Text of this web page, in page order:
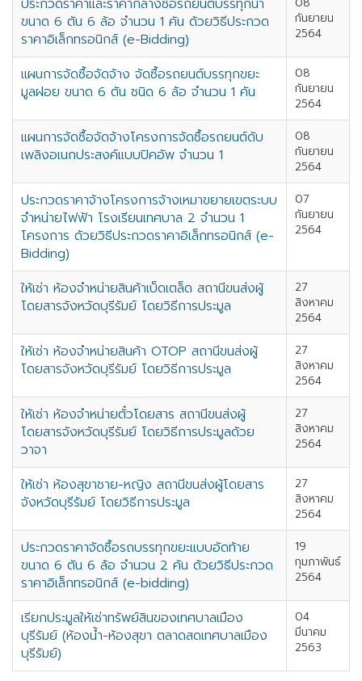
ประกวดราคาและราคากลางซื้อรถยนต์บรรทุกน้ำ
ขนาด 6 ตัน 6 ล้อ จำนวน 1 คัน ด้วยวิธีประกวด
ราคาอิเล็กทรอนิกส์ (e-Bidding)
กันยายน
2564
แผนการจัดซื้อจัดจ้าง จัดซื้อรถยนต์บรรทุกขยะ
มูลฝอย ขนาด 6 ตัน ชนิด 6 ล้อ จำนวน 1 คัน
08
กันยายน
2564
แผนการจัดซื้อจัดจ้างโครงการจัดซื้อรถยนต์ดับ
เพลิงอเนกประสงค์แบบปิคอัพ จำนวน 1
08
กันยายน
2564
ประกวดราคาจ้างโครงการจ้างเหมาขยายเขตระบบ
จำหน่ายไฟฟ้า โรงเรียนเทศบาล 2 จำนวน 1
โครงการ ด้วยวิธีประกวดราคาอิเล็กทรอนิกส์ (e-
Bidding)
07
กันยายน
2564
ให้เช่า ห้องจำหน่ายสินค้าเบ็ดเตล็ด สถานีขนส่งผู้
โดยสารจังหวัดบุรีรัมย์ โดยวิธีการประมูล
27
สิงหาคม
2564
ให้เช่า ห้องจำหน่ายสินค้า OTOP สถานีขนส่งผู้
โดยสารจังหวัดบุรีรัมย์ โดยวิธีการประมูล
27
สิงหาคม
2564
ให้เช่า ห้องจำหน่ายตั๋วโดยสาร สถานีขนส่งผู้
โดยสารจังหวัดบุรีรัมย์ โดยวิธีการประมูลด้วย
วาจา
27
สิงหาคม
2564
ให้เช่า ห้องสุขาชาย-หญิง สถานีขนส่งผู้โดยสาร
จังหวัดบุรีรัมย์ โดยวิธีการประมูล
27
สิงหาคม
2564
ประกวดราคาจัดซื้อรถบรรทุกขยะแบบอัดท้าย
ขนาด 6 ตัน 6 ล้อ จำนวน 2 คัน ด้วยวิธีประกวด
ราคาอิเล็กทรอนิกส์ (e-bidding)
19
กุมภาพันธ์
2564
เรียกประมูลให้เช่าทรัพย์สินของเทศบาลเมือง
บุรีรัมย์ (ห้องน้ำ-ห้องสุขา ตลาดสดเทศบาลเมือง
บุรีรัมย์)
04
มีนาคม
2563